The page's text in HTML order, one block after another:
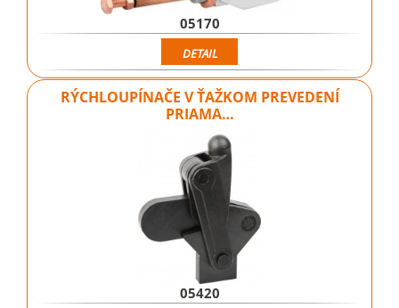
05170
DETAIL
RÝCHLOUPÍNAČE V ŤAŽKOM PREVEDENÍ
PRIAMA…
05420